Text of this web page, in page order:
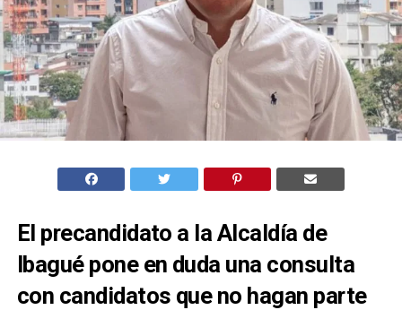
El precandidato a la Alcaldía de
Ibagué pone en duda una consulta
con candidatos que no hagan parte